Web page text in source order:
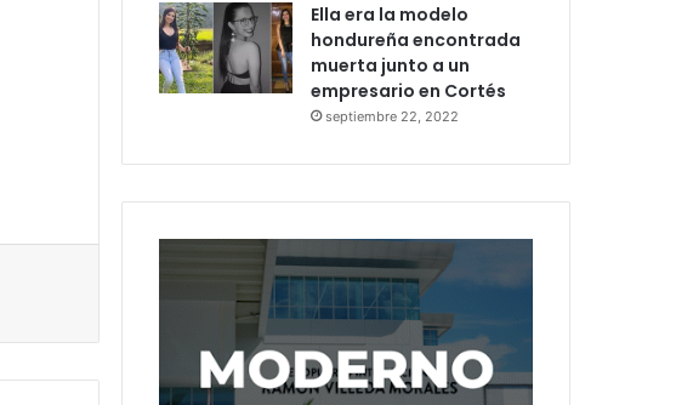
Ella era la modelo
hondureña encontrada
muerta junto a un
empresario en Cortés
septiembre 22, 2022